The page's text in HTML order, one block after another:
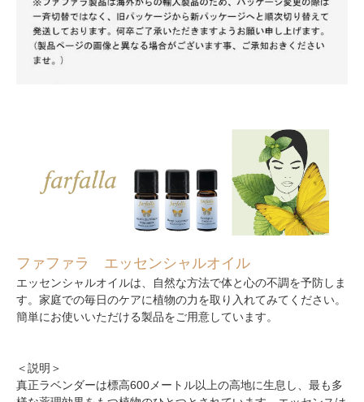
ファファラ エッセンシャルオイル
エッセンシャルオイルは、自然な方法で体と心の不調を予防しま
す。家庭での毎日のケアに植物の力を取り入れてみてください。
簡単にお使いいただける製品をご用意しています。
＜説明＞
真正ラベンダーは標高600メートル以上の高地に生息し、最も多